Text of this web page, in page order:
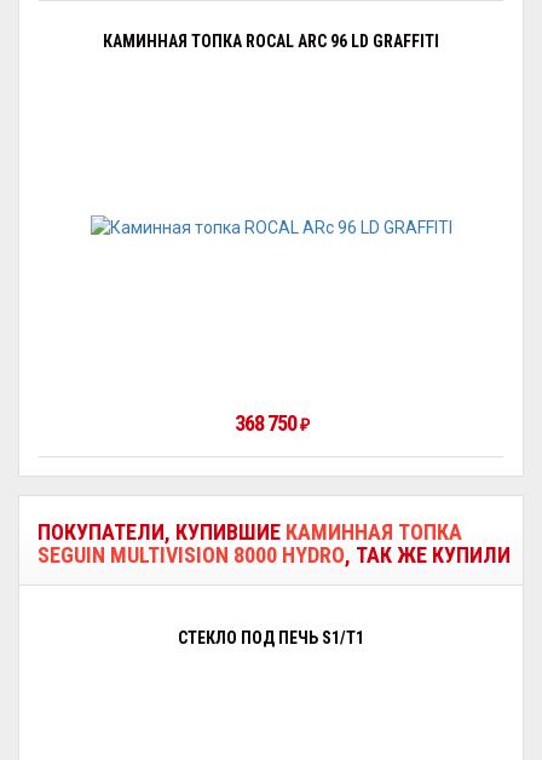
КАМИННАЯ ТОПКА ROCAL ARC 96 LD GRAFFITI
368 750₽
ПОКУПАТЕЛИ, КУПИВШИЕ КАМИННАЯ ТОПКА
SEGUIN MULTIVISION 8000 HYDRO, ТАК ЖЕ КУПИЛИ
СТЕКЛО ПОД ПЕЧЬ S1/Т1